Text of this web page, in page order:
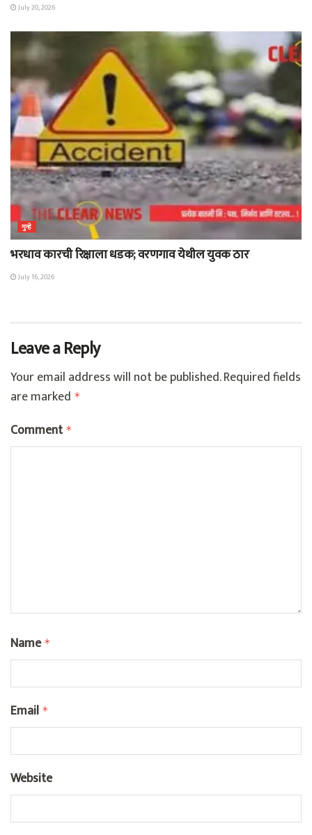
July 20, 2026
गुन्हे
भरधाव कारची रिक्षाला धडक; वरणगाव येथील युवक ठार
July 16, 2026
Leave a Reply
Your email address will not be published.Required fields
are marked *
Comment *
Name *
Email *
Website